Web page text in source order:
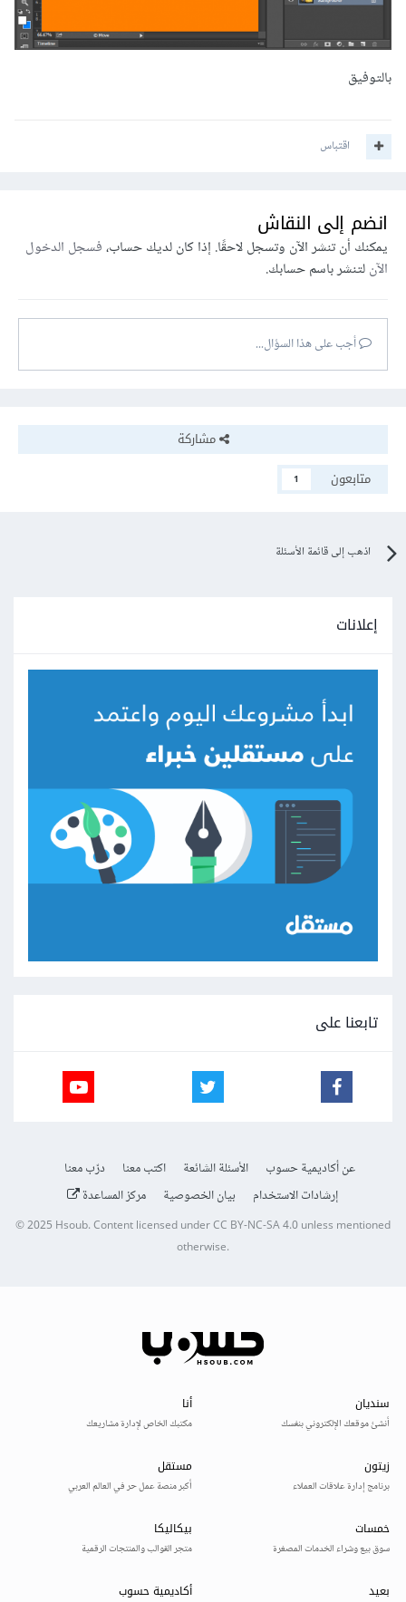
بالتوفيق
اقتباس
انضم إلى النقاش
يمكنك أن تنشر الآن وتسجل لاحقًا. إذا كان لديك حساب،فسجل الدخول
الآنلتنشر باسم حسابك.
أجب على هذا السؤال...
مشاركة
متابعون
1
اذهب إلى قائمة الأسئلة
إعلانات
تابعنا على
عن أكاديمية حسوب الأسئلة الشائعة اكتب معنا
درّب معنا
إرشادات الاستخدام
بيان الخصوصية مركز المساعدة
© 2025Hsoub.Content licensed underCC BY-NC-SA 4.0unless mentioned
otherwise.